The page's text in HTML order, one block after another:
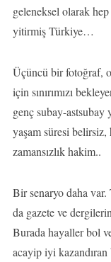
geleneksel olarak hep
yitirmiş Türkiye…
Üçüncü bir fotoğraf,
için sınırımızı
genç subay-
yaşam süresi
zamansızlık hakim..
Bir senaryo daha
da gazete ve
Burada hayaller bol
acayip iyi